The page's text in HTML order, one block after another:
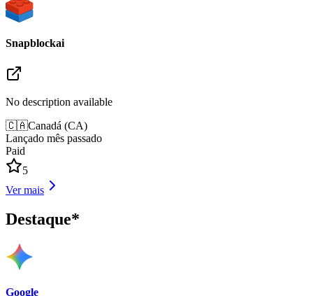
Snapblockai
No description available
🇨🇦Canadá (CA)
Lançado mês passado
Paid
5
Ver mais
Destaque*
Google